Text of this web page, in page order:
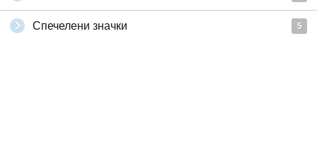
Спечелени значки 5